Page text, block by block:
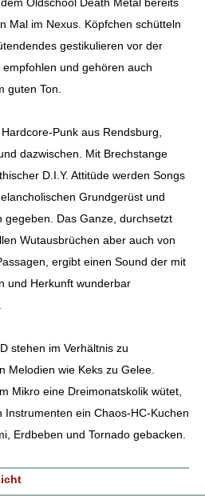
Mal im Nexus. Köpfchen schütteln
gestikulieren vor der
empfohlen und gehören auch
guten Ton.
Punk aus Rendsburg,
dazwischen. Mit Brechstange
D.I.Y. Attitüde werden Songs
Grundgerüst und
gegeben. Das Ganze, durchsetzt
Wutausbrüchen aber auch von
ergibt einen Sound der mit
und Herkunft wunderbar
stehen im Verhältnis zu
Melodien wie Keks zu Gelee.
Mikro eine Dreimonatskolik wütet,
Instrumenten ein Chaos-HC-Kuchen
Erdbeben und Tornado gebacken.